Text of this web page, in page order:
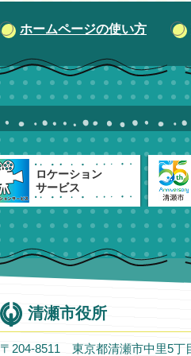
ホームページの使い方
ロケーション
サービス
清瀬市役所
〒204-8511 東京都清瀬市中里5丁